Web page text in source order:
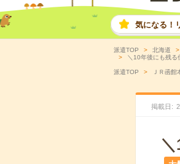
気になる！
派遣TOP 北海道
＼10年後にも残
派遣TOP ＪＲ函
掲載日